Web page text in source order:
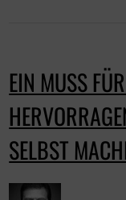
EIN MUSS
SELBST